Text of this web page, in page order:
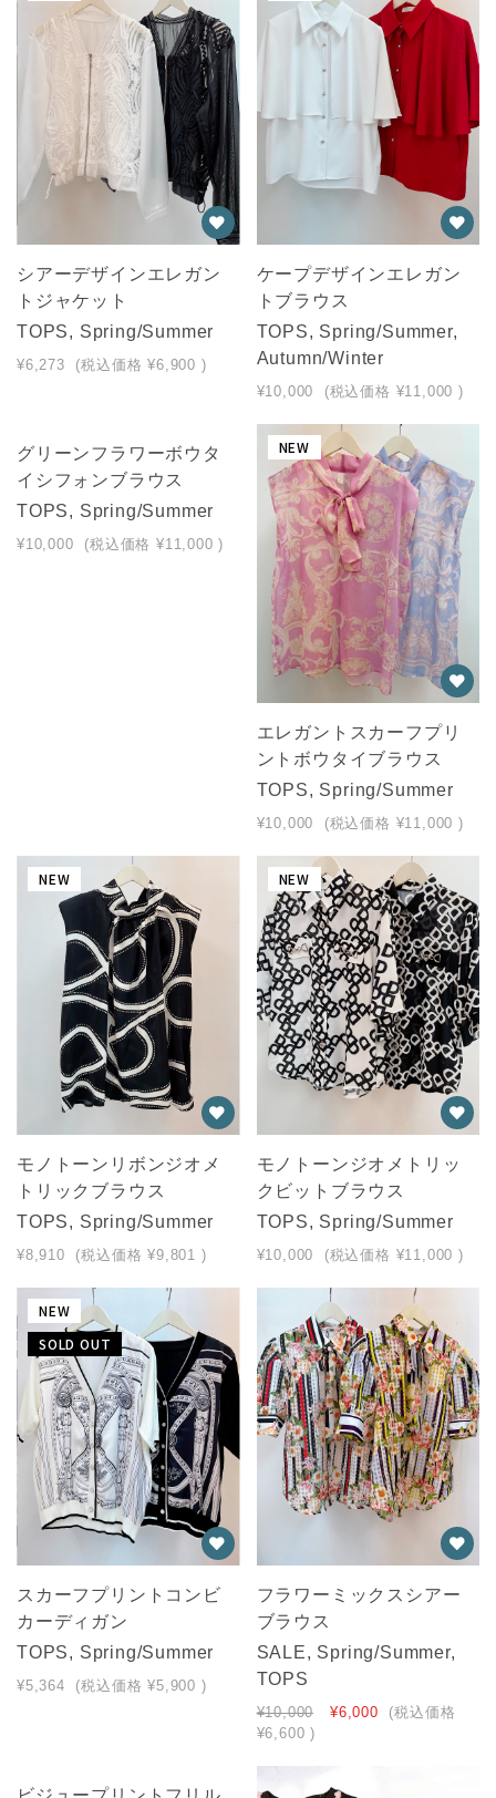
シアーデザインエレガン
トジャケット
TOPS, Spring/Summer
¥6,273 (税込価格 ¥6,900 )
ケープデザインエレガン
トブラウス
TOPS, Spring/Summer,
Autumn/Winter
¥10,000 (税込価格 ¥11,000 )
NEW
グリーンフラワーボウタ
イシフォンブラウス
TOPS, Spring/Summer
¥10,000 (税込価格 ¥11,000 )
NEW
エレガントスカーフプリ
ントボウタイブラウス
TOPS, Spring/Summer
¥10,000 (税込価格 ¥11,000 )
NEW
モノトーンリボンジオメ
トリックブラウス
TOPS, Spring/Summer
¥8,910 (税込価格 ¥9,801 )
NEW
モノトーンジオメトリッ
クビットブラウス
TOPS, Spring/Summer
¥10,000 (税込価格 ¥11,000 )
NEW
SOLD OUT
スカーフプリントコンビ
カーディガン
TOPS, Spring/Summer
¥5,364 (税込価格 ¥5,900 )
フラワーミックスシアー
ブラウス
SALE, Spring/Summer,
TOPS
¥10,000 ¥6,000
(税込価格
¥6,600 )
NEW